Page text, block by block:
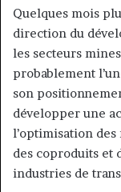
Quelques mois
direction du
les secteurs
probablement
son
développer une
l’optimisation
des coproduits et
industries de